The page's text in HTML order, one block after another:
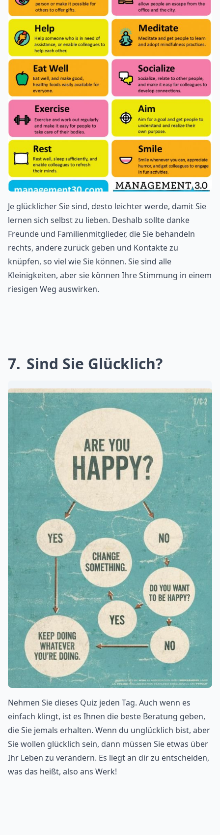
Je glücklicher Sie sind, desto leichter werde, damit Sie
lernen sich selbst zu lieben. Deshalb sollte danke
Freunde und Familienmitglieder, die Sie behandeln
rechts, andere zurück geben und Kontakte zu
knüpfen, so viel wie Sie können. Sie sind alle
Kleinigkeiten, aber sie können Ihre Stimmung in einem
riesigen Weg auswirken.
7 Sind Sie Glücklich?
Nehmen Sie dieses Quiz jeden Tag. Auch wenn es
einfach klingt, ist es Ihnen die beste Beratung geben,
die Sie jemals erhalten. Wenn du unglücklich bist, aber
Sie wollen glücklich sein, dann müssen Sie etwas über
Ihr Leben zu verändern. Es liegt an dir zu entscheiden,
was das heißt, also ans Werk!